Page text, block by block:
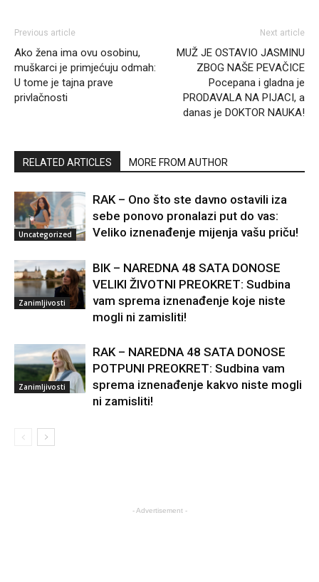
Previous article
Ako žena ima ovu osobinu,
muškarci je primjećuju odmah:
U tome je tajna prave
privlačnosti
Next article
MUŽ JE OSTAVIO JASMINU
ZBOG NAŠE PEVAČICE
Pocepana i gladna je
PRODAVALA NA PIJACI, a
danas je DOKTOR NAUKA!
RELATED ARTICLES MORE FROM AUTHOR
Uncategorized
RAK – Ono što ste davno ostavili iza
sebe ponovo pronalazi put do vas:
Veliko iznenađenje mijenja vašu priču!
Zanimljivosti
BIK – NAREDNA 48 SATA DONOSE
VELIKI ŽIVOTNI PREOKRET: Sudbina
vam sprema iznenađenje koje niste
mogli ni zamisliti!
Zanimljivosti
RAK – NAREDNA 48 SATA DONOSE
POTPUNI PREOKRET: Sudbina vam
sprema iznenađenje kakvo niste mogli
ni zamisliti!
- Advertisement -